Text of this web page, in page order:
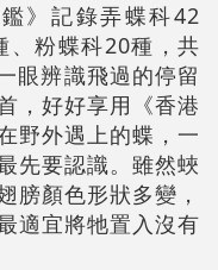
》記錄弄蝶科42
、粉蝶科20種，共
眼辨識飛過的停留
，好好享用《香港
野外遇上的蝶，一
先要認識。雖然蛺
膀顏色形狀多變，
適宜將牠置入沒有